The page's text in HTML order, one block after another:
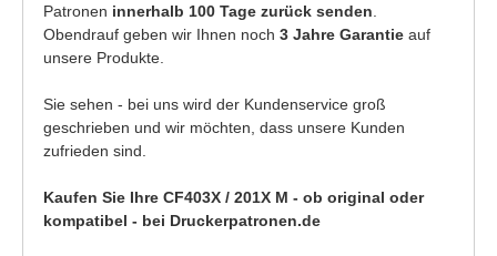
Patronen innerhalb 100 Tage zurück senden
Obendrauf geben wir Ihnen noch 3 Jahre Garantie auf
unsere Produkte.
Sie sehen - bei uns wird der Kundenservice groß
geschrieben und wir möchten, dass unsere Kunden
zufrieden sind.
Kaufen Sie Ihre CF403X / 201X M - ob original oder
kompatibel - bei Druckerpatronen.de